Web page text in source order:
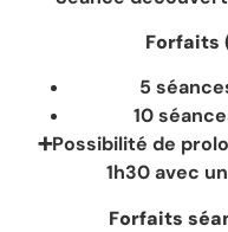
Forfaits
5
10
➕Possibilité de
1h30 avec
Forfaits